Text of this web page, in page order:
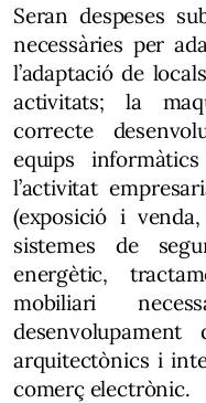
Seran despeses
necessàries per
l’adaptació de
activitats; la
correcte
equips
l’activitat
(exposició i
sistemes de
energètic,
mobiliari
arquitectònics i
comerç electrònic.